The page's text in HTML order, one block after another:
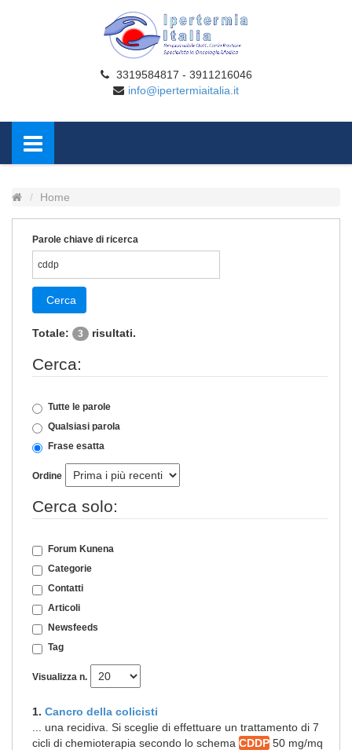
3319584817 - 3911216046
info@ipertermiaitalia.it
Home
Parole chiave di ricerca
Cerca
Totale: 3 risultati.
Cerca:
Tutte le parole
Qualsiasi parola
Frase esatta
Ordine
Cerca solo:
Forum Kunena
Categorie
Contatti
Articoli
Newsfeeds
Tag
Visualizza n.
1. Cancro della colicisti
... una recidiva. Si sceglie di effettuare un trattamento di 7
cicli di chemioterapia secondo lo schema CDDP 50 mg/mq